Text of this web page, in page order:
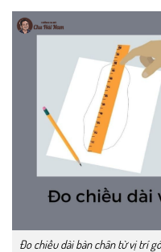
Đo chiều dài bàn chân từ vị trí